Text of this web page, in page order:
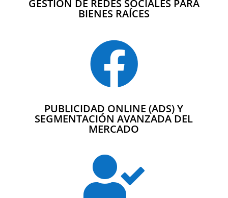
GESTIÓN DE REDES SOCIALES PARA
BIENES RAÍCES

PUBLICIDAD ONLINE (ADS) Y
SEGMENTACIÓN AVANZADA DEL
MERCADO
